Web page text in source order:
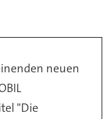
neuen
"Die